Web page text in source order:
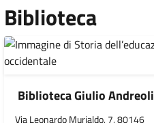
Biblioteca
Biblioteca Giulio Andreoli
Via Leonardo Murialdo, 7, 80146